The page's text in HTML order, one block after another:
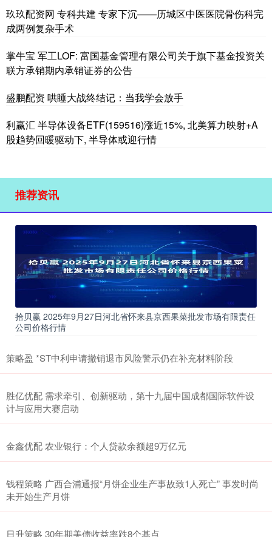
玖玖配资网 专科共建 专家下沉——历城区中医医院骨伤科完
成两例复杂手术
掌牛宝 军工LOF: 富国基金管理有限公司关于旗下基金投资关
联方承销期内承销证券的公告
盛鹏配资 哄睡大战终结记：当我学会放手
利赢汇 半导体设备ETF(159516)涨近15%, 北美算力映射+A
股趋势回暖驱动下, 半导体或迎行情
推荐资讯
拾贝赢 2025年9月27日河北省怀来县京西果菜批发市场有限责任
公司价格行情
策略盈 *ST中利申请撤销退市风险警示仍在补充材料阶段
胜亿优配 需求牵引、创新驱动，第十九届中国成都国际软件设
计与应用大赛启动
金鑫优配 农业银行：个人贷款余额超9万亿元
钱程策略 广西合浦通报“月饼企业生产事故致1人死亡” 事发时尚
未开始生产月饼
日升策略 30年期美债收益率跌8个基点